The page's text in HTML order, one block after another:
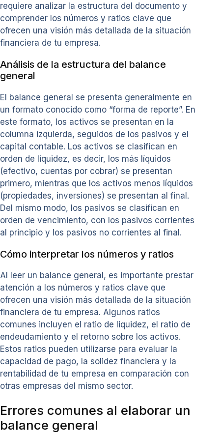
requiere analizar la estructura del documento y
comprender los números y ratios clave que
ofrecen una visión más detallada de la situación
financiera de tu empresa.
Análisis de la estructura del balance
general
El balance general se presenta generalmente en
un formato conocido como “forma de reporte”. En
este formato, los activos se presentan en la
columna izquierda, seguidos de los pasivos y el
capital contable. Los activos se clasifican en
orden de liquidez, es decir, los más líquidos
(efectivo, cuentas por cobrar) se presentan
primero, mientras que los activos menos líquidos
(propiedades, inversiones) se presentan al final.
Del mismo modo, los pasivos se clasifican en
orden de vencimiento, con los pasivos corrientes
al principio y los pasivos no corrientes al final.
Cómo interpretar los números y ratios
Al leer un balance general, es importante prestar
atención a los números y ratios clave que
ofrecen una visión más detallada de la situación
financiera de tu empresa. Algunos ratios
comunes incluyen el ratio de liquidez, el ratio de
endeudamiento y el retorno sobre los activos.
Estos ratios pueden utilizarse para evaluar la
capacidad de pago, la solidez financiera y la
rentabilidad de tu empresa en comparación con
otras empresas del mismo sector.
Errores comunes al elaborar un
balance general